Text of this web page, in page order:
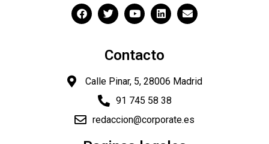
Contacto
Calle Pinar, 5, 28006 Madrid
91 745 58 38
redaccion@corporate.es